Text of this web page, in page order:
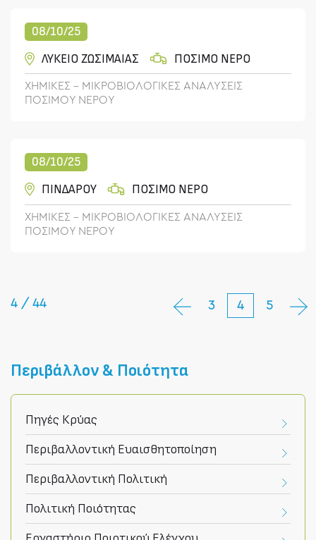
08/10/25
ΛΥΚΕΙΟ ΖΩΣΙΜΑΙΑΣ
ΠΟΣΙΜΟ ΝΕΡΟ
ΧΗΜΙΚΕΣ - ΜΙΚΡΟΒΙΟΛΟΓΙΚΕΣ ΑΝΑΛΥΣΕΙΣ
ΠΟΣΙΜΟΥ ΝΕΡΟΥ
08/10/25
ΠΙΝΔΑΡΟΥ
ΠΟΣΙΜΟ ΝΕΡΟ
ΧΗΜΙΚΕΣ - ΜΙΚΡΟΒΙΟΛΟΓΙΚΕΣ ΑΝΑΛΥΣΕΙΣ
ΠΟΣΙΜΟΥ ΝΕΡΟΥ
4 / 44 3 4 5
Περιβάλλον & Ποιότητα
Πηγές Κρύας
Περιβαλλοντική Ευαισθητοποίηση
Περιβαλλοντική Πολιτική
Πολιτική Ποιότητας